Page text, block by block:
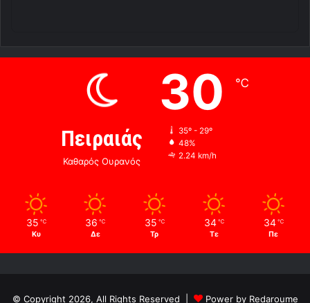
Πειραιάς
Καθαρός Ουρανός
30 ℃
35º - 29º
48%
2.24 km/h
35 ℃
Κυ
36 ℃
Δε
35 ℃
Τρ
34 ℃
Τε
34 ℃
Πε
© Copyright 2026, All Rights Reserved | Power by Redaroume